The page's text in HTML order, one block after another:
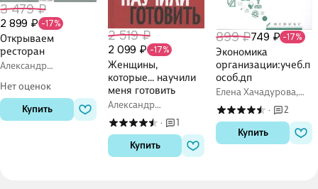
3 479 ₽
2 899 ₽ -17%
Открываем
ресторан
Александр
Нет оценок
Купить
2 519 ₽
2 099 ₽ -17%
Женщины,
которые… научили
меня готовить
Александр
Затуливетров
·
1
Купить
899 ₽749 ₽ -17%
Экономика
организации:учеб.п
особ.дп
Елена Хачадурова,
Людмила
Чечевицына·
2
Купить